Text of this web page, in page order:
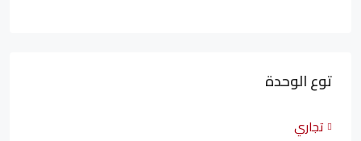
توع الوحدة
تجاري